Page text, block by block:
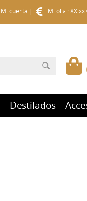
Mi cuenta | Mi olla : XX.xx
Destilados